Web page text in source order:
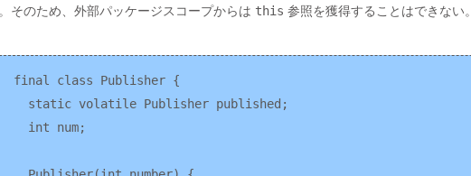
そのため、外部パッケージスコープからは this 参照を獲得することはできない。
final class Publisher {